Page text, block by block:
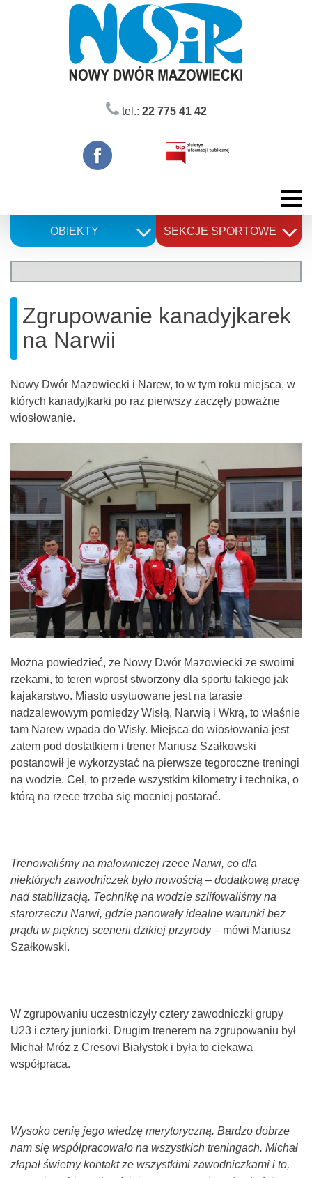
tel.: 22 775 41 42
OBIEKTY SEKCJE SPORTOWE
Zgrupowanie kanadyjkarek
na Narwii
Nowy Dwór Mazowiecki i Narew, to w tym roku miejsca, w
których kanadyjkarki po raz pierwszy zaczęły poważne
wiosłowanie.
Można powiedzieć, że Nowy Dwór Mazowiecki ze swoimi
rzekami, to teren wprost stworzony dla sportu takiego jak
kajakarstwo. Miasto usytuowane jest na tarasie
nadzalewowym pomiędzy Wisłą, Narwią i Wkrą, to właśnie
tam Narew wpada do Wisły. Miejsca do wiosłowania jest
zatem pod dostatkiem i trener Mariusz Szałkowski
postanowił je wykorzystać na pierwsze tegoroczne treningi
na wodzie. Cel, to przede wszystkim kilometry i technika, o
którą na rzece trzeba się mocniej postarać.
Trenowaliśmy na malowniczej rzece Narwi, co dla
niektórych zawodniczek było nowością – dodatkową pracę
nad stabilizacją. Technikę na wodzie szlifowaliśmy na
starorzeczu Narwi, gdzie panowały idealne warunki bez
prądu w pięknej scenerii dzikiej przyrody – mówi Mariusz
Szałkowski.
W zgrupowaniu uczestniczyły cztery zawodniczki grupy
U23 i cztery juniorki. Drugim trenerem na zgrupowaniu był
Michał Mróz z Cresovi Białystok i była to ciekawa
współpraca.
Wysoko cenię jego wiedzę merytoryczną. Bardzo dobrze
nam się współpracowało na wszystkich treningach. Michał
złapał świetny kontakt ze wszystkimi zawodniczkami i to,